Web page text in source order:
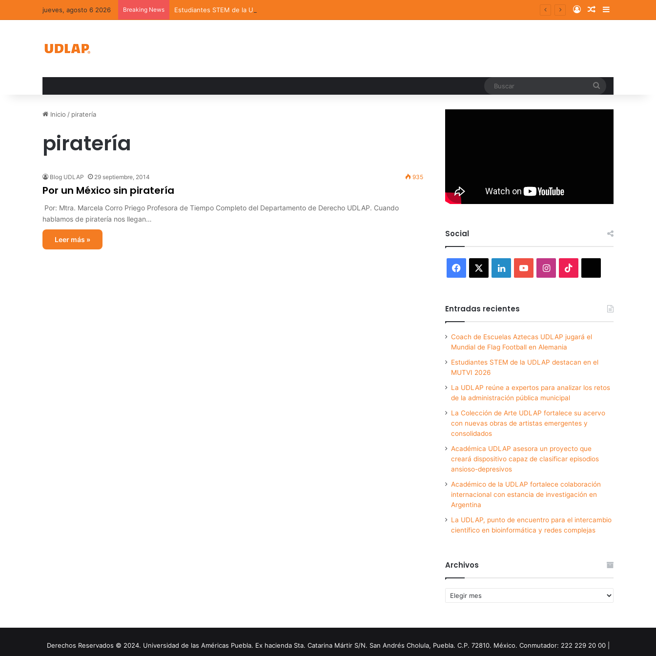
jueves, agosto 6 2026 Breaking News Estudiantes STEM de la UDLAP destacan en el MUTVI 2026 Log InRandom Article
Sidebar
Inicio / piratería
piratería
Blog UDLAP 29 septiembre, 2014 935
Por un México sin piratería
Por: Mtra. Marcela Corro Priego Profesora de Tiempo Completo del Departamento de Derecho UDLAP. Cuando
hablamos de piratería nos llegan…
Leer más »
Social
Facebook LinkedInYouTubeInstagram
Entradas recientes
Coach de Escuelas Aztecas UDLAP jugará el
Mundial de Flag Football en Alemania
Estudiantes STEM de la UDLAP destacan en el
MUTVI 2026
La UDLAP reúne a expertos para analizar los retos
de la administración pública municipal
La Colección de Arte UDLAP fortalece su acervo
con nuevas obras de artistas emergentes y
consolidados
Académica UDLAP asesora un proyecto que
creará dispositivo capaz de clasificar episodios
ansioso-depresivos
Académico de la UDLAP fortalece colaboración
internacional con estancia de investigación en
Argentina
La UDLAP, punto de encuentro para el intercambio
científico en bioinformática y redes complejas
Archivos
Archivos
Derechos Reservados © 2024. Universidad de las Américas Puebla. Ex hacienda Sta. Catarina Mártir S/N. San Andrés Cholula, Puebla. C.P. 72810. México. Conmutador: 222 229 20 00 |